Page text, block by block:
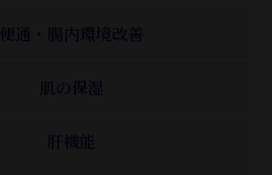
便通・腸内環境改善
肌の保湿
肝機能